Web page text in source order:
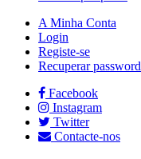
A Minha Conta
Login
Registe-se
Recuperar password
Facebook
Instagram
Twitter
Contacte-nos